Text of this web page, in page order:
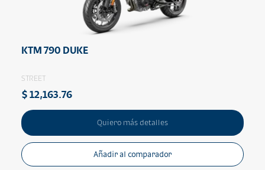
KTM 790 DUKE
STREET
$ 12,163.76
Quiero más detalles
Añadir al comparador